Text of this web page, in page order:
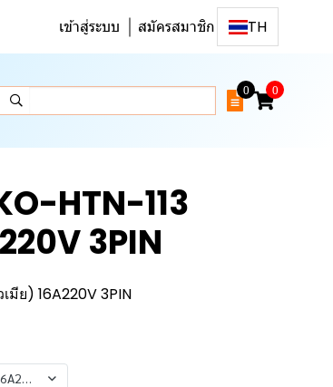
เข้าสู่ระบบ สมัครสมาชิก TH
0 0
HTN-113
3PIN
มีย) 16A220V 3PIN
3PIN